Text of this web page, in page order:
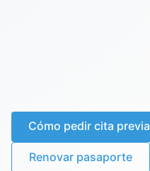
Cómo pedir cita previa
Renovar pasaporte